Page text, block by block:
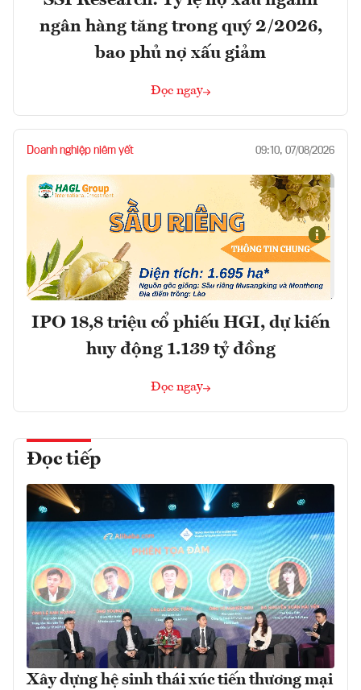
ngân hàng tăng trong quý 2/2026,
bao phủ nợ xấu giảm
Đọc ngay
Doanh nghiệp niêm yết 09:10, 07/08/2026
IPO 18,8 triệu cổ phiếu HGI, dự kiến
huy động 1.139 tỷ đồng
Đọc ngay
Đọc tiếp
Xây dựng hệ sinh thái xúc tiến thương mại